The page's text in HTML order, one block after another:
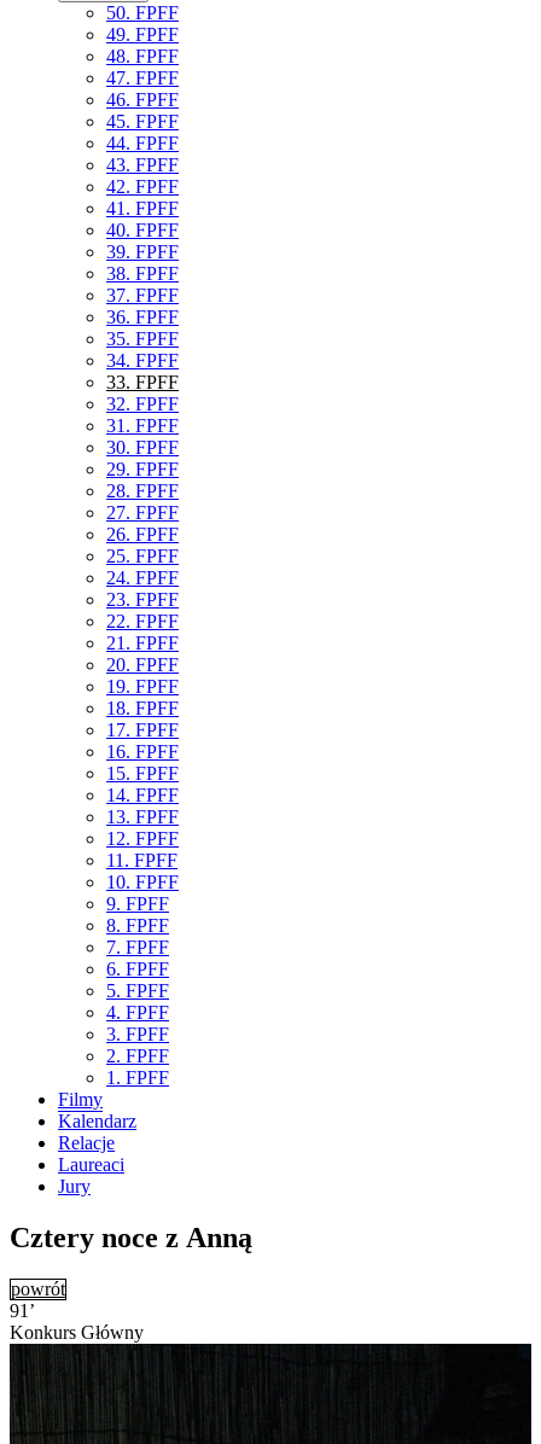
50. FPFF
49. FPFF
48. FPFF
47. FPFF
46. FPFF
45. FPFF
44. FPFF
43. FPFF
42. FPFF
41. FPFF
40. FPFF
39. FPFF
38. FPFF
37. FPFF
36. FPFF
35. FPFF
34. FPFF
33. FPFF
32. FPFF
31. FPFF
30. FPFF
29. FPFF
28. FPFF
27. FPFF
26. FPFF
25. FPFF
24. FPFF
23. FPFF
22. FPFF
21. FPFF
20. FPFF
19. FPFF
18. FPFF
17. FPFF
16. FPFF
15. FPFF
14. FPFF
13. FPFF
12. FPFF
11. FPFF
10. FPFF
9. FPFF
8. FPFF
7. FPFF
6. FPFF
5. FPFF
4. FPFF
3. FPFF
2. FPFF
1. FPFF
Filmy
Kalendarz
Relacje
Laureaci
Jury
Cztery noce z Anną
powrót
91’
Konkurs Główny